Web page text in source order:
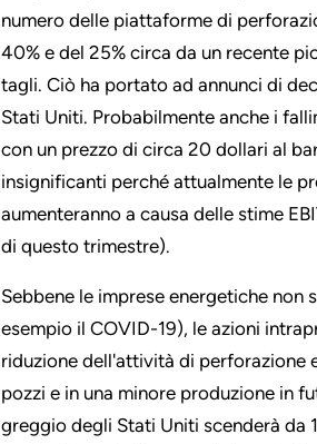
numero delle piattaforme di
40% e del 25% circa da un recente
tagli. Ciò ha portato ad annunci di
Stati Uniti. Probabilmente anche i
con un prezzo di circa 20 dollari al
insignificanti perché attualmente le
aumenteranno a causa delle stime
di questo trimestre).
Sebbene le imprese energetiche
esempio il COVID-19), le azioni
riduzione dell'attività di perforazione
pozzi e in una minore produzione in
greggio degli Stati Uniti scenderà da